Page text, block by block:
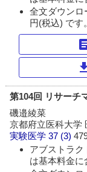
全文ダウンロ
円(税込) です。
第104回 リサーチ
磯邉綾菜
京都府立医科大学
実験医学 37 (3)
アブストラク
は基本料金に